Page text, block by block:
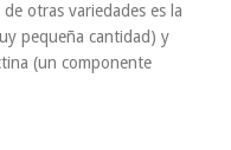
otras variedades es la
pequeña cantidad) y
(un componente